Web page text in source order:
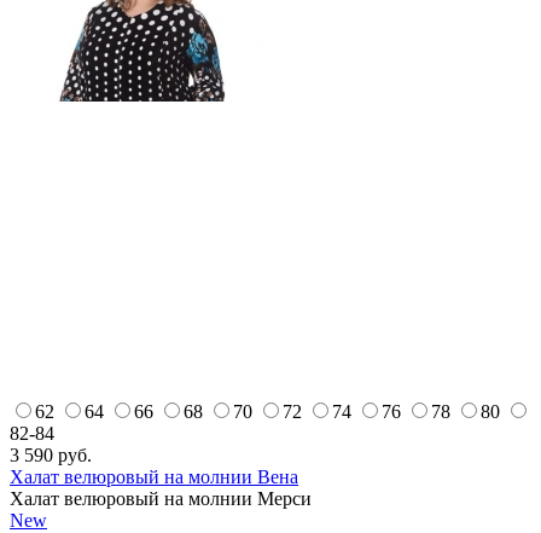
62 64 66 68 70 72 74 76 78
80
82-84
3 590 руб.
Халат велюровый на молнии Вена
Халат велюровый на молнии Мерси
New